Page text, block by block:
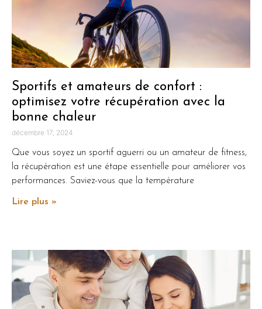
Sportifs et amateurs de confort :
optimisez votre récupération avec la
bonne chaleur
décembre 17, 2024
Que vous soyez un sportif aguerri ou un amateur de fitness,
la récupération est une étape essentielle pour améliorer vos
performances. Saviez-vous que la température
Lire plus »